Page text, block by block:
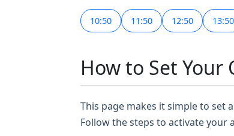
10:50 11:50 12:50 13:50
How to Set Your
This page makes it simple to set
Follow the steps to activate your